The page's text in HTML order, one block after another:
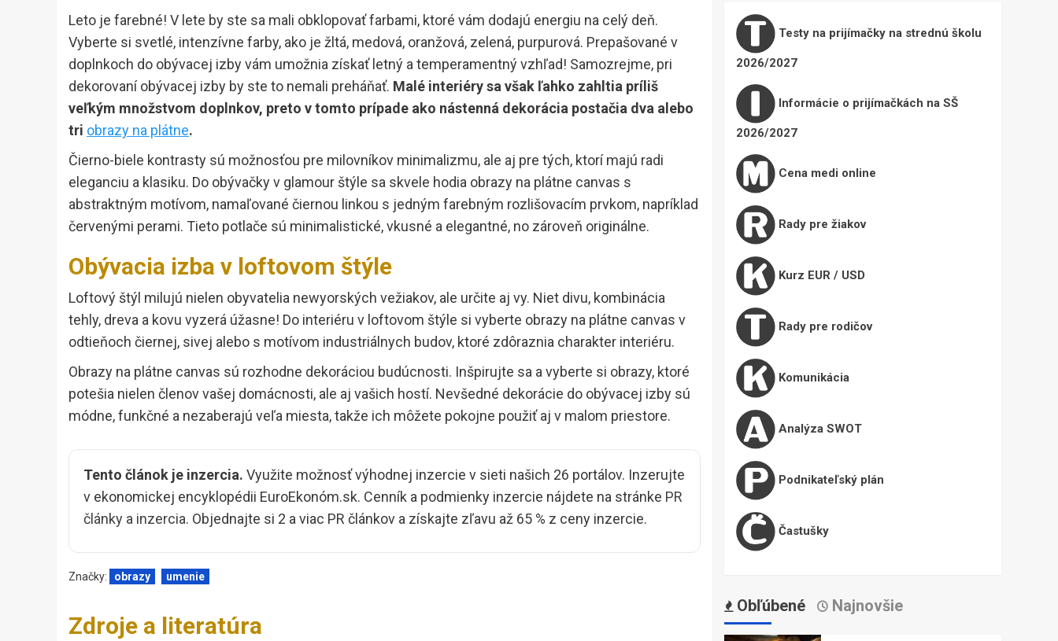
Leto je farebné! V lete by ste sa mali obklopovať farbami, ktoré vám dodajú energiu na celý deň.
Vyberte si svetlé, intenzívne farby, ako je žltá, medová, oranžová, zelená, purpurová. Prepašované v
doplnkoch do obývacej izby vám umožnia získať letný a temperamentný vzhľad! Samozrejme, pri
dekorovaní obývacej izby by ste to nemali preháňať. Mal é interiéry sa však ľahko zahltia príliš
veľkým množstvom doplnkov, preto v tomto prípade ako nástenná dekorácia postačia dva alebo
tri obrazy na plátne.
Čierno-biele kontrasty sú možnosťou pre milovníkov minimalizmu, ale aj pre tých, ktorí majú radi
eleganciu a klasiku. Do obývačky v glamour štýle sa skvele hodia obrazy na plátne canvas s
abstraktným motívom, namaľované čiernou linkou s jedným farebným rozlišovacím prvkom, napríklad
červenými perami. Tieto potlače sú minimalistické, vkusné a elegantné, no zároveň originálne.
Obývacia izba v loftovom štýle
Loftový štýl milujú nielen obyvatelia newyorských vežiakov, ale určite aj vy. Niet divu, kombinácia
tehly, dreva a kovu vyzerá úžasne! Do interiéru v loftovom štýle si vyberte obrazy na plátne canvas v
odtieňoch čiernej, sivej alebo s motívom industriálnych budov, ktoré zdôraznia charakter interiéru.
Obrazy na plátne canvas sú rozhodne dekoráciou budúcnosti. Inšpirujte sa a vyberte si obrazy, ktoré
potešia nielen členov vašej domácnosti, ale aj vašich hostí. Nevšedné dekorácie do obývacej izby sú
módne, funkčné a nezaberajú veľa miesta, takže ich môžete pokojne použiť aj v malom priestore.
Tento článok je inzercia. Využite možnosť výhodnej inzercie v sieti našich 26 portálov. Inzerujte
v ekonomickej encyklopédii EuroEkonóm.sk. Cenník a podmienky inzercie nájdete na stránke PR
články a inzercia. Objednajte si 2 a viac PR článkov a získajte zľavu až 65 % z ceny inzercie.
Značky: obrazy umenie
Zdroje a literatúra
Testy na prijímačky na strednú školu
2026/2027
Informácie o prijímačkách na SŠ
2026/2027
Cena medi online
Rady pre žiakov
Kurz EUR / USD
Rady pre rodičov
Komunikácia
Analýza SWOT
Podnikateľský plán
Častušky
Obľúbené Najnovšie